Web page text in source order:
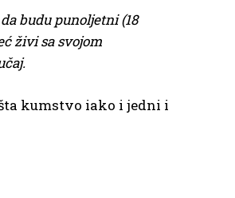
budu punoljetni (18
živi sa svojom
kumstvo iako i jedni i